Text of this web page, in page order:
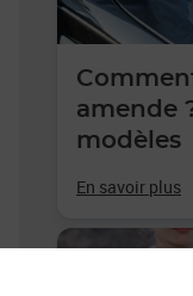
amende
modèles
En savoir plus